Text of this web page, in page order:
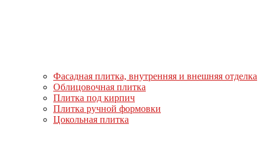
Фасадная плитка, внутренняя и внешняя отделка
Облицовочная плитка
Плитка под кирпич
Плитка ручной формовки
Цокольная плитка